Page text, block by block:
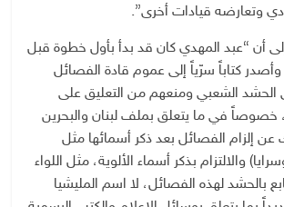
وتعارضه قيادات أخرى”.
أن “عبد المهدي كان قد بدأ بأول خطوة قبل
وأصدر كتاباً سرّياً إلى عموم قادة الفصائل
الحشد الشعبي ومنعهم من التعليق على
خصوصاً في ما يتعلق بملف لبنان والبحرين
عن إلزام الفصائل بعد ذكر أسمائها مثل
والالتزام بذكر أسماء الألوية، مثل اللواء
بالحشد لهذه الفصائل، لا اسم المليشيا